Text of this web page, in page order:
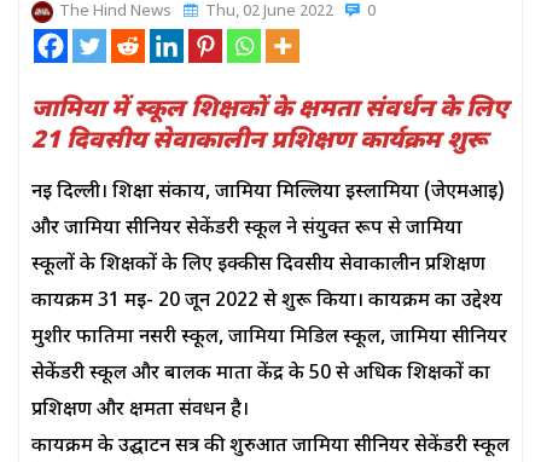
The Hind News Thu, 02 June 2022 0
जामिया में स्कूल शिक्षकों के क्षमता संवर्धन के लिए
21 दिवसीय सेवाकालीन प्रशिक्षण कार्यक्रम शुरू
नई दिल्ली। शिक्षा संकाय, जामिया मिल्लिया इस्लामिया (जेएमआई)
और जामिया सीनियर सेकेंडरी स्कूल ने संयुक्त रूप से जामिया
स्कूलों के शिक्षकों के लिए इक्कीस दिवसीय सेवाकालीन प्रशिक्षण
कार्यक्रम 31 मई- 20 जून 2022 से शुरू किया। कार्यक्रम का उद्देश्य
मुशीर फातिमा नर्सरी स्कूल, जामिया मिडिल स्कूल, जामिया सीनियर
सेकेंडरी स्कूल और बालक माता केंद्र के 50 से अधिक शिक्षकों का
प्रशिक्षण और क्षमता संवर्धन है।
कार्यक्रम के उद्घाटन सत्र की शुरुआत जामिया सीनियर सेकेंडरी स्कूल